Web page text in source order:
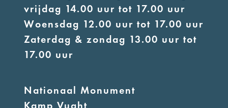
vrijdag 14.00 uur tot 17.00 uur
Woensdag 12.00 uur tot 17.00 uur
Zaterdag & zondag 13.00 uur tot
17.00 uur
Nationaal Monument
Kamp Vught